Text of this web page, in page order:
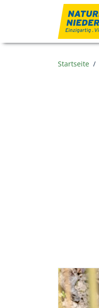
Startseite